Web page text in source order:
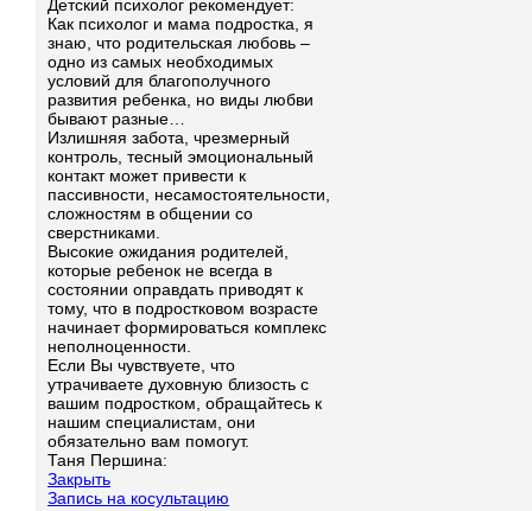
Детский психолог рекомендует:
Как психолог и мама подростка, я
знаю, что родительская любовь –
одно из самых необходимых
условий для благополучного
развития ребенка, но виды любви
бывают разные…
Излишняя забота, чрезмерный
контроль, тесный эмоциональный
контакт может привести к
пассивности, несамостоятельности,
сложностям в общении со
сверстниками.
Высокие ожидания родителей,
которые ребенок не всегда в
состоянии оправдать приводят к
тому, что в подростковом возрасте
начинает формироваться комплекс
неполноценности.
Если Вы чувствуете, что
утрачиваете духовную близость с
вашим подростком, обращайтесь к
нашим специалистам, они
обязательно вам помогут.
Таня Першина:
Закрыть
Запись на косультацию